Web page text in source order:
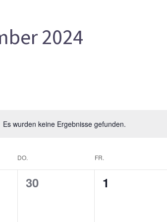
Es wurden keine Ergebnisse gefunden.
2024
DO. FR.
0
30
0
1